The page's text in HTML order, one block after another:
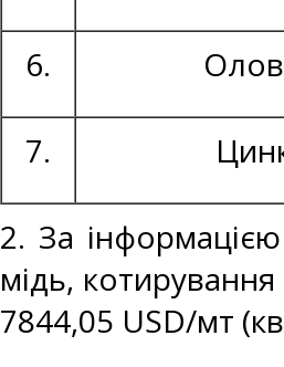
6.
7.
2. За
мідь,
7844,05 USD/мт